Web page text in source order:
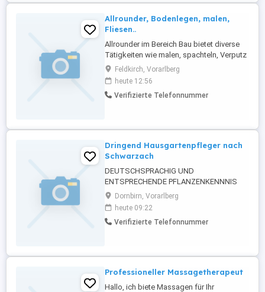
Allrounder, Bodenlegen, malen,
Fliesen..
Allrounder im Bereich Bau bietet diverse
Tätigkeiten wie malen, spachteln, Verputz
Arbeiten, Boden legen sowie verfliesen an.
habe über dreißig Jahre Erfahrung, arbeite
sauber und gewissenhaft. gerne
beantworte ich eure Fragen. Keine
Feldkirch, Vorarlberg
heute 12:56
Verifizierte Telefonnummer
Dringend Hausgartenpfleger nach
Schwarzach
DEUTSCHSPRACHIG UND
ENTSPRECHENDE PFLANZENKENNNIS
SIND VORAUSSETZUNG. GERNE AUCH
PENSIONIST MIT ZEIT, DER EIGENE
GARTENKENNTNIS EINBRINGEN KANN.
KEINE WOCHENENDARBEIT UND KEIN
ALLROUNDKENNTNISSE WILLKOMMEN.
GANZJÄHRIG, VERLÄSSLICH 1 X
WÖCHENTLICH NACHMITTAGS ...
Dornbirn, Vorarlberg
heute 09:22
Verifizierte Telefonnummer
Professioneller Massagetherapeut
Hallo, ich biete Massagen für Ihr